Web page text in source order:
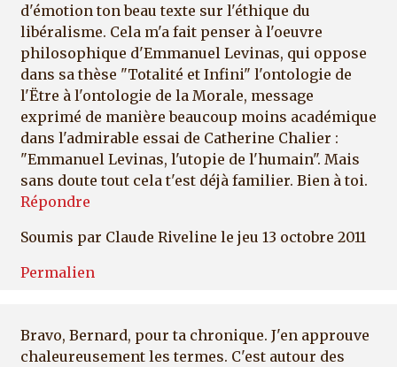
d'émotion ton beau texte sur l'éthique du
libéralisme. Cela m'a fait penser à l'oeuvre
philosophique d'Emmanuel Levinas, qui oppose
dans sa thèse "Totalité et Infini" l'ontologie de
l'Ëtre à l'ontologie de la Morale, message
exprimé de manière beaucoup moins académique
dans l'admirable essai de Catherine Chalier :
"Emmanuel Levinas, l'utopie de l'humain". Mais
sans doute tout cela t'est déjà familier. Bien à toi.
Répondre
Soumis par Claude Riveline le jeu 13 octobre 2011
Permalien
Bravo, Bernard, pour ta chronique. J'en approuve
chaleureusement les termes. C'est autour des